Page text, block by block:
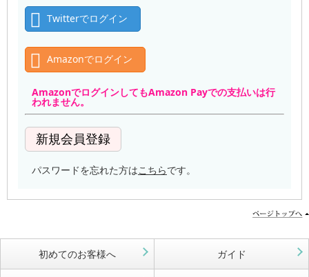
Twitterでログイン
Amazonでログイン
AmazonでログインしてもAmazon Payでの支払いは行
われません。
パスワードを忘れた方はこちらです。
初めてのお客様へ ガイド